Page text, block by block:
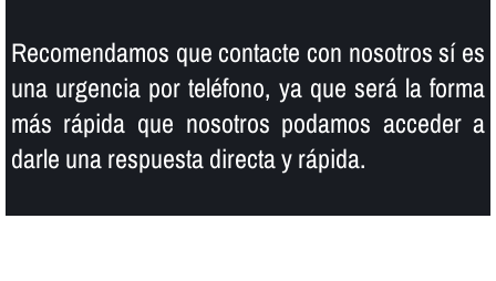
Recomendamos que contacte con nosotros sí­ es
una urgencia por teléfono, ya que será la forma
más rápida que nosotros podamos acceder a
darle una respuesta directa y rápida.